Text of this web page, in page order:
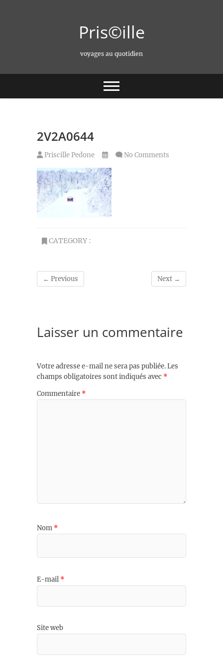
Pris©ille
voyages au quotidien
2V2A0644
Priscille Pedone No Comments
CATEGORY :
← Previous Next →
Laisser un commentaire
Votre adresse e-mail ne sera pas publiée.Les
champs obligatoires sont indiqués avec *
Commentaire *
Nom *
E-mail *
Site web